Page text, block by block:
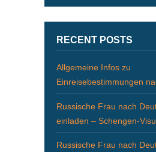
RECENT POSTS
Allgemeine Infos zu
Einreisebestimmungen
Russische Frau nach
einladen – Schengen-
Russische Frau nach